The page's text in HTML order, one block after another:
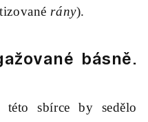
rány).
básně.
sbírce by sedělo